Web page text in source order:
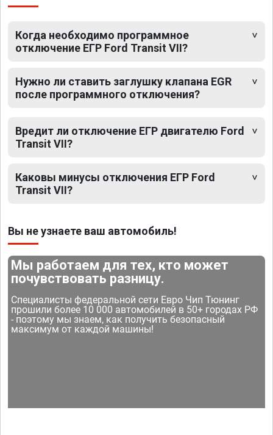
Когда необходимо программное
отключение ЕГР Ford Transit VII?
Нужно ли ставить заглушку клапана EGR
после программного отключения?
Вредит ли отключение ЕГР двигателю Ford
Transit VII?
Каковы минусы отключения ЕГР Ford
Transit VII?
Вы не узнаете ваш автомобиль!
Мы работаем для тех, кто может
почувствовать разницу.
Специалисты федеральной сети Евро Чип Тюнинг
прошили более 10 000 автомобилей в 50+ городах РФ
- поэтому мы знаем, как получить безопасный
максимум от каждой машины!